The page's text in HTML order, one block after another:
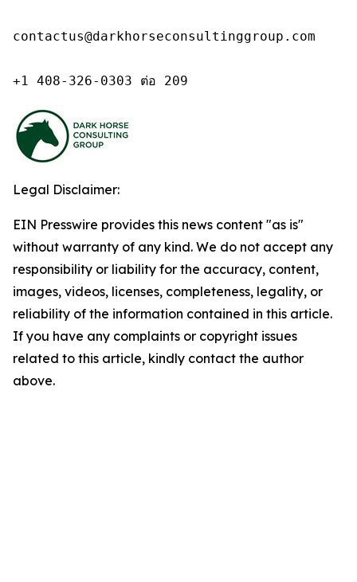
contactus@darkhorseconsultinggroup.com
+1 408-326-0303 ต่อ 209
Legal Disclaimer:
EIN Presswire provides this news content "as is"
without warranty of any kind. We do not accept any
responsibility or liability for the accuracy, content,
images, videos, licenses, completeness, legality, or
reliability of the information contained in this article.
If you have any complaints or copyright issues
related to this article, kindly contact the author
above.